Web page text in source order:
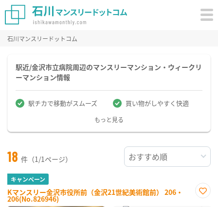
石川マンスリードットコム
駅近/金沢市立病院周辺のマンスリーマンション・ウィークリ
ーマンション情報
駅チカで移動がスムーズ 買い物がしやすく快適
もっと見る
18 件（1/1ページ）
キャンペーン
Kマンスリー金沢市役所前（金沢21世紀美術館前） 206・
206(No.826946)